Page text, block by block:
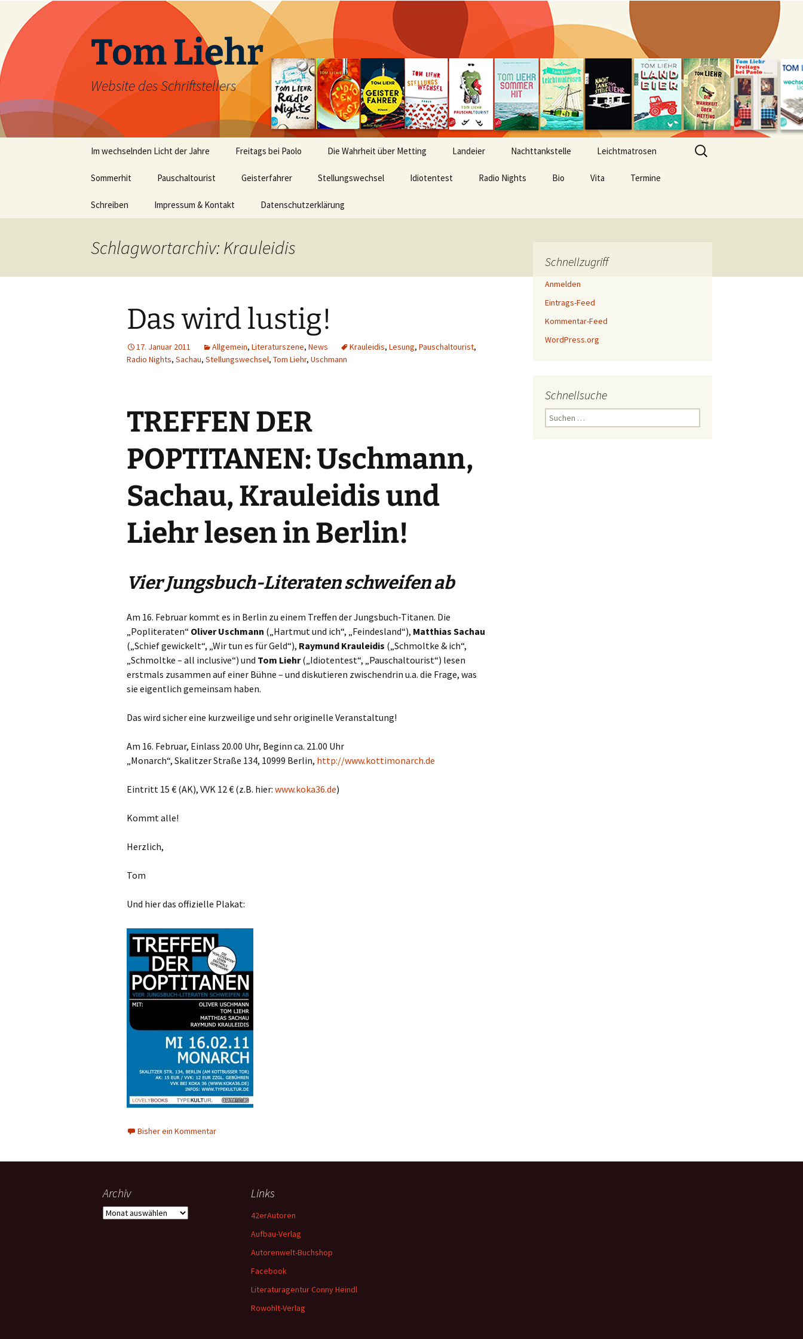
Inhalt
springen
Tom Liehr
Website des Schriftstellers
Im wechselnden Licht der Jahre Freitags bei Paolo Die Wahrheit über Metting Landeier Nachttankstelle Leichtmatrosen
Sommerhit Pauschaltourist Geisterfahrer Stellungswechsel Idiotentest Radio Nights Bio Vita Termine
Schreiben Impressum & Kontakt Datenschutzerklärung
Suchen
nach:
Schlagwortarchiv: Krauleidis
Das wird lustig!
17. Januar 2011 Allgemein, Literaturszene, News Krauleidis, Lesung, Pauschaltourist,
Radio Nights, Sachau, Stellungswechsel, Tom Liehr, Uschmann
TREFFEN DER
POPTITANEN: Uschmann,
Sachau, Krauleidis und
Liehr lesen in Berlin!
Vier Jungsbuch-Literaten schweifen ab
Am 16. Februar kommt es in Berlin zu einem Treffen der Jungsbuch-Titanen. Die
„Popliteraten“ Oliver Uschmann („Hartmut und ich“, „Feindesland“), Matthias Sachau
(„Schief gewickelt“, „Wir tun es für Geld“), Raymund Krauleidis („Schmoltke & ich“,
„Schmoltke – all inclusive“) und Tom Liehr(„Idiotentest“, „Pauschaltourist“) lesen
erstmals zusammen auf einer Bühne – und diskutieren zwischendrin u.a. die Frage, was
sie eigentlich gemeinsam haben.
Das wird sicher eine kurzweilige und sehr originelle Veranstaltung!
Am 16. Februar, Einlass 20.00 Uhr, Beginn ca. 21.00 Uhr
„Monarch“, Skalitzer Straße 134, 10999 Berlin, http://www.kottimonarch.de
Eintritt 15 € (AK), VVK 12 € (z.B. hier: www.koka36.de)
Kommt alle!
Herzlich,
Tom
Und hier das offizielle Plakat:
Bisher ein Kommentar
Schnellzugriff
Anmelden
Eintrags-Feed
Kommentar-Feed
WordPress.org
Schnellsuche
Suchen
nach:
Archiv
Archiv
Links
42erAutoren
Aufbau-Verlag
Autorenwelt-Buchshop
Facebook
Literaturagentur Conny Heindl
Rowohlt-Verlag